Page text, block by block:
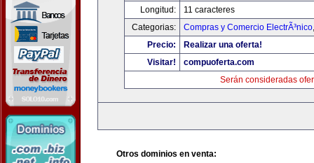
Longitud:
11 caracteres
Categorias:
Compras y Comercio ElectrÃ³nico
Precio:
Realizar una oferta!
Visitar!
compuoferta.com
Serán consideradas
Otros dominios en venta: